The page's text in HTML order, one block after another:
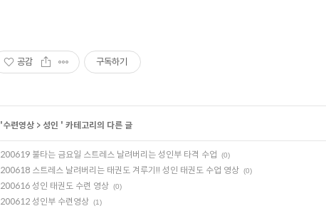
공감 구독하기
'수련영상> 성인 ' 카테고리의 다른 글
200619 불타는 금요일 스트레스 날려버리는 성인부 타격 수업 (0)
200618 스트레스 날려버리는 태권도 겨루기!! 성인 태권도 수업 영상 (0)
200616 성인 태권도 수련 영상 (0)
200612 성인부 수련영상 (1)